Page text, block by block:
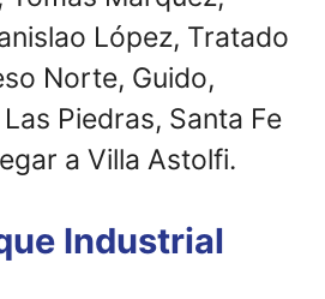
López, Tratado
Norte, Guido,
Piedras, Santa Fe
a Villa Astolfi.
Industrial